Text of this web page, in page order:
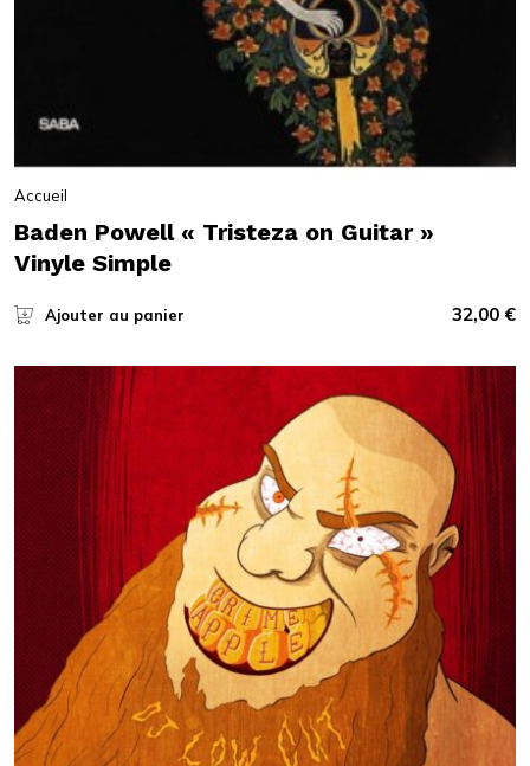
Accueil
Baden Powell « Tristeza on Guitar »
Vinyle Simple
Ajouter au panier 32,00 €